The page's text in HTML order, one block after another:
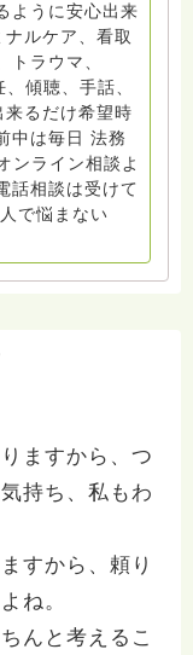
らしく生きるこ
定NPO
ーフサポート委
校DV授業 10年
た経験も生かし
あな
来寺お問い合
間を割
すので、過去の
の電話もご遠慮
ように安心出来
ルケア、看取
トラウマ、
傾聴、手話、
るだけ希望時
中は毎日 法務
ンライン相談よ
話相談は受けて
で悩まない
ますから、つ
持ち、私もわ
すから、頼り
ね。
んと考えるこ